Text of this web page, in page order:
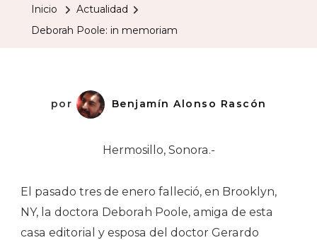
Inicio
Actualidad
Deborah Poole: in memoriam
por Benjamín Alonso Rascón
Hermosillo, Sonora.-
El pasado tres de enero falleció, en Brooklyn,
NY, la doctora Deborah Poole, amiga de esta
casa editorial y esposa del doctor Gerardo